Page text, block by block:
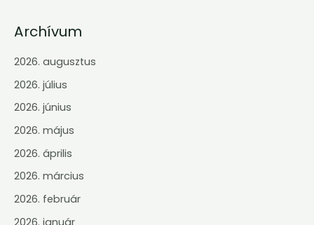
Archívum
2026. augusztus
2026. július
2026. június
2026. május
2026. április
2026. március
2026. február
2026. január